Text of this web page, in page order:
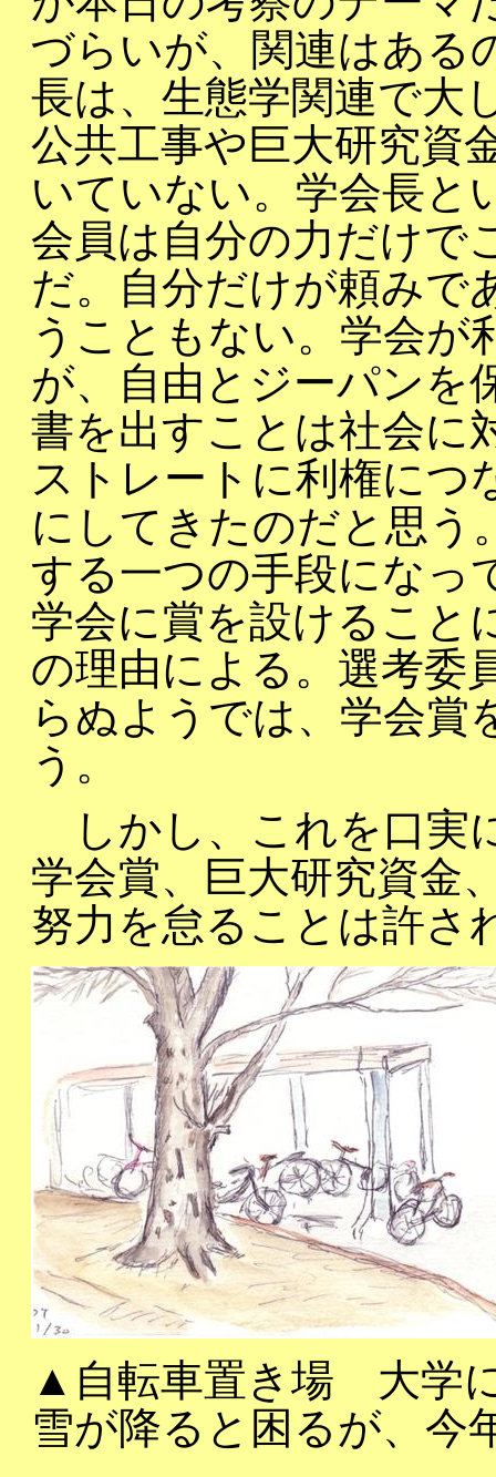
づらいが、関連はある
長は、生態学関連で大
公共工事や巨大研究資
いていない。学会長と
会員は自分の力だけで
だ。自分だけが頼みで
うこともない。学会が
が、自由とジーパンを
書を出すことは社会に
ストレートに利権につ
にしてきたのだと思う
する一つの手段になっ
学会に賞を設けること
の理由による。選考委
らぬようでは、学会賞
う。
しかし、これを口実
学会賞、巨大研究資金
努力を怠ることは許さ
▲自転車置き場 大学
雪が降ると困るが、今